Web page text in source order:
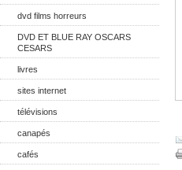
dvd films horreurs
DVD ET BLUE RAY OSCARS
CESARS
livres
sites internet
télévisions
canapés
cafés